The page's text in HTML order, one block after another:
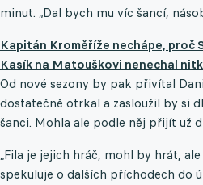
minut. „Dal bych mu víc šancí,
Kapitán Kroměříže nechápe, proč
Kasík na Matouškovi nenechal
Od nové sezony by pak přivítal
dostatečně otrkal a zasloužil by si
šanci. Mohla ale podle něj přijít už
„Fila je jejich hráč, mohl by hrát,
spekuluje o dalších příchodech do